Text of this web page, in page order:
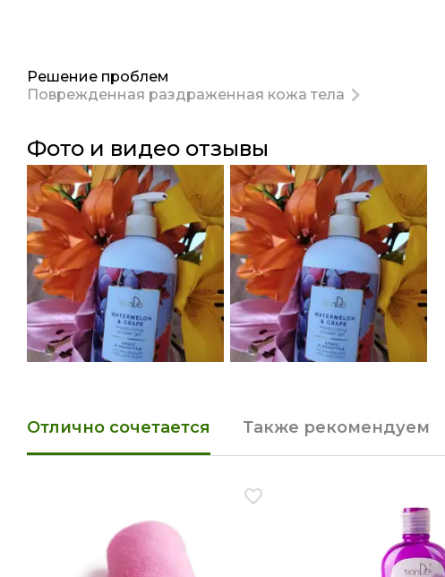
Решение проблем
Поврежденная раздраженная кожа тела
фото и видео отзывы
Отлично сочетается Также рекомендуем